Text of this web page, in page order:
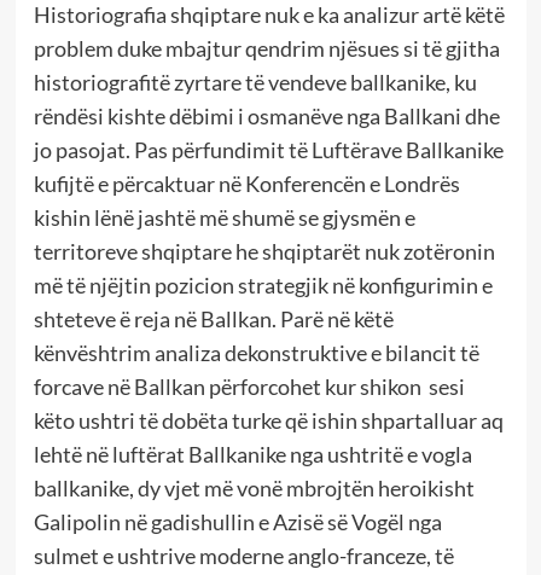
Historiografia shqiptare nuk e ka analizur artë këtë
problem duke mbajtur qendrim njësues si të gjitha
historiografitë zyrtare të vendeve ballkanike, ku
rëndësi kishte dëbimi i osmanëve nga Ballkani dhe
jo pasojat. Pas përfundimit të Luftërave Ballkanike
kufijtë e përcaktuar në Konferencën e Londrës
kishin lënë jashtë më shumë se gjysmën e
territoreve shqiptare he shqiptarët nuk zotëronin
më të njëjtin pozicion strategjik në konfigurimin e
shteteve ë reja në Ballkan. Parë në këtë
kënvështrim analiza dekonstruktive e bilancit të
forcave në Ballkan përforcohet kur shikon sesi
këto ushtri të dobëta turke që ishin shpartalluar aq
lehtë në luftërat Ballkanike nga ushtritë e vogla
ballkanike, dy vjet më vonë mbrojtën heroikisht
Galipolin në gadishullin e Azisë së Vogël nga
sulmet e ushtrive moderne anglo-franceze, të